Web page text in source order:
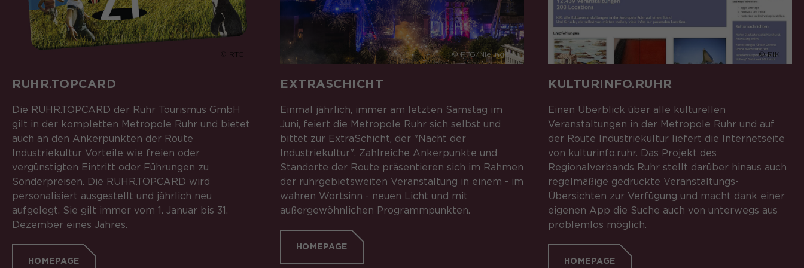
© RTG
RUHR.TOPCARD
Die RUHR.TOPCARD der Ruhr Tourismus GmbH
gilt in der kompletten Metropole Ruhr und bietet
auch an den Ankerpunkten der Route
Industriekultur Vorteile wie freien oder
vergünstigten Eintritt oder Führungen zu
Sonderpreisen. Die RUHR.TOPCARD wird
personalisiert ausgestellt und jährlich neu
aufgelegt. Sie gilt immer vom 1. Januar bis 31.
Dezember eines Jahres.
HOMEPAGE
© RTG/Nielinger
EXTRASCHICHT
Einmal jährlich, immer am letzten Samstag im
Juni, feiert die Metropole Ruhr sich selbst und
bittet zur ExtraSchicht, der "Nacht der
Industriekultur". Zahlreiche Ankerpunkte und
Standorte der Route präsentieren sich im Rahmen
der ruhrgebietsweiten Veranstaltung in einem - im
wahren Wortsinn - neuen Licht und mit
außergewöhnlichen Programmpunkten.
HOMEPAGE
© RIK
KULTURINFO.RUHR
Einen Überblick über alle kulturellen
Veranstaltungen in der Metropole Ruhr und auf
der Route Industriekultur liefert die Internetseite
von kulturinfo.ruhr. Das Projekt des
Regionalverbands Ruhr stellt darüber hinaus auch
regelmäßige gedruckte Veranstaltungs-
Übersichten zur Verfügung und macht dank einer
eigenen App die Suche auch von unterwegs aus
problemlos möglich.
HOMEPAGE